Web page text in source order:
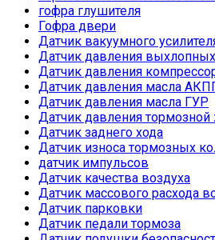
гофра глушителя
Гофра двери
Датчик вакуумного
Датчик давления
Датчик давления
Датчик давления масла
Датчик давления масла ГУР
Датчик давления
Датчик заднего хода
Датчик износа тормозных
датчик импульсов
Датчик качества воздуха
Датчик массового расхода
Датчик парковки
Датчик педали тормоза